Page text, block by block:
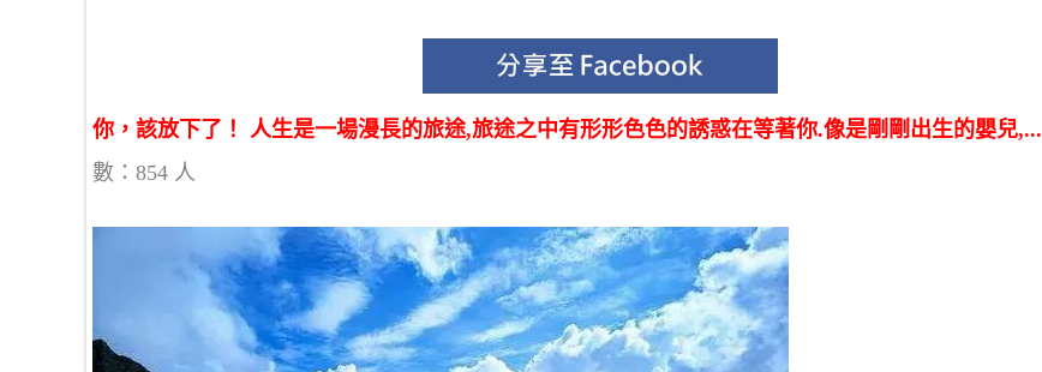
你，該放下了！ 人生是一場漫長的旅途,旅途之中有形形色色的誘惑在等著你.像是剛剛出生的嬰兒,...
數：854 人